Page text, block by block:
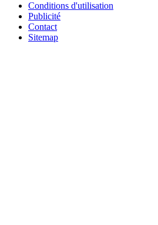
Conditions d'utilisation
Publicité
Contact
Sitemap